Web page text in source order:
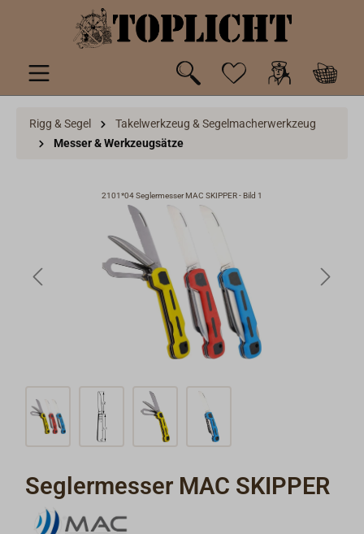
springen
Rigg & Segel
Takelwerkzeug & Segelmacherwerkzeug
Messer & Werkzeugsätze
2101*04 Seglermesser MAC SKIPPER - Bild 1
Seglermesser MAC SKIPPER